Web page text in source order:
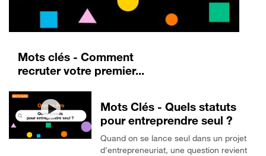
Mots clés - Comment
recruter votre premier...
Mots Clés - Quels statuts
pour entreprendre seul ?
Quand on se lance seul dans un projet
d'entrepreneuriat, une question revient